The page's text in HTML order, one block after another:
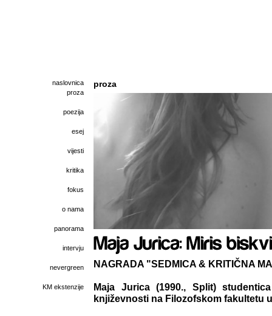
naslovnica
proza
poezija
esej
vijesti
kritika
fokus
o nama
panorama
intervju
nevergreen
KM ekstenzije
proza
NAGRADA "SEDMICA & KRITIČNA
Maja Jurica (1990., Split)
književnosti na Filozofskom fakultetu